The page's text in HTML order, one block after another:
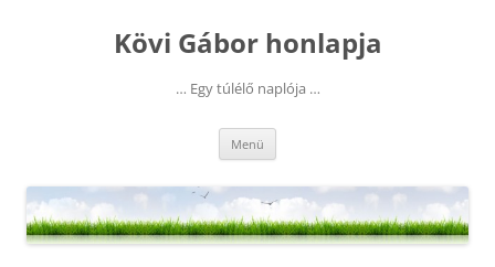
Kövi Gábor honlapja
… Egy túlélő naplója …
Menü